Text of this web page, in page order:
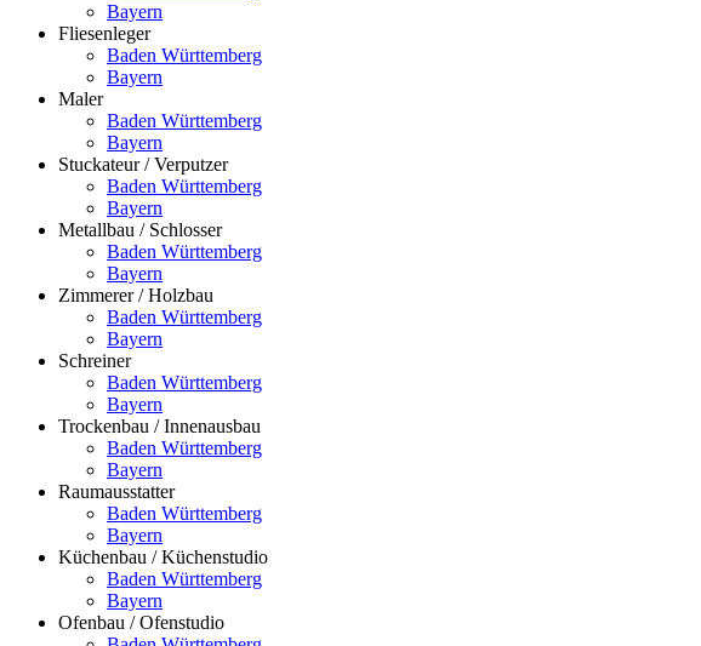
Bayern
Fliesenleger
Baden Württemberg
Bayern
Maler
Baden Württemberg
Bayern
Stuckateur / Verputzer
Baden Württemberg
Bayern
Metallbau / Schlosser
Baden Württemberg
Bayern
Zimmerer / Holzbau
Baden Württemberg
Bayern
Schreiner
Baden Württemberg
Bayern
Trockenbau / Innenausbau
Baden Württemberg
Bayern
Raumausstatter
Baden Württemberg
Bayern
Küchenbau / Küchenstudio
Baden Württemberg
Bayern
Ofenbau / Ofenstudio